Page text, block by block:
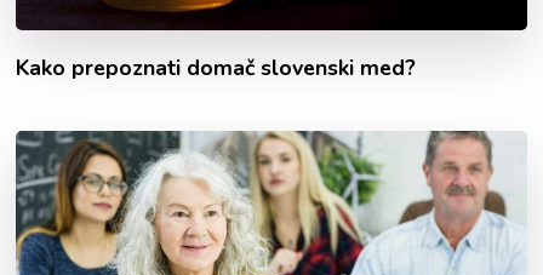
Kako prepoznati domač slovenski med?